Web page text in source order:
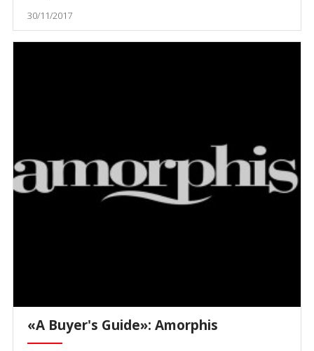
30/11/2017
«Α Buyer's Guide»: Amorphis